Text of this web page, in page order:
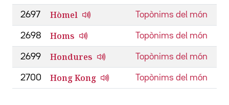
2697 Hòmel Topònims del món
2698 Homs Topònims del món
2699 Hondures Topònims del món
2700 Hong Kong Topònims del món